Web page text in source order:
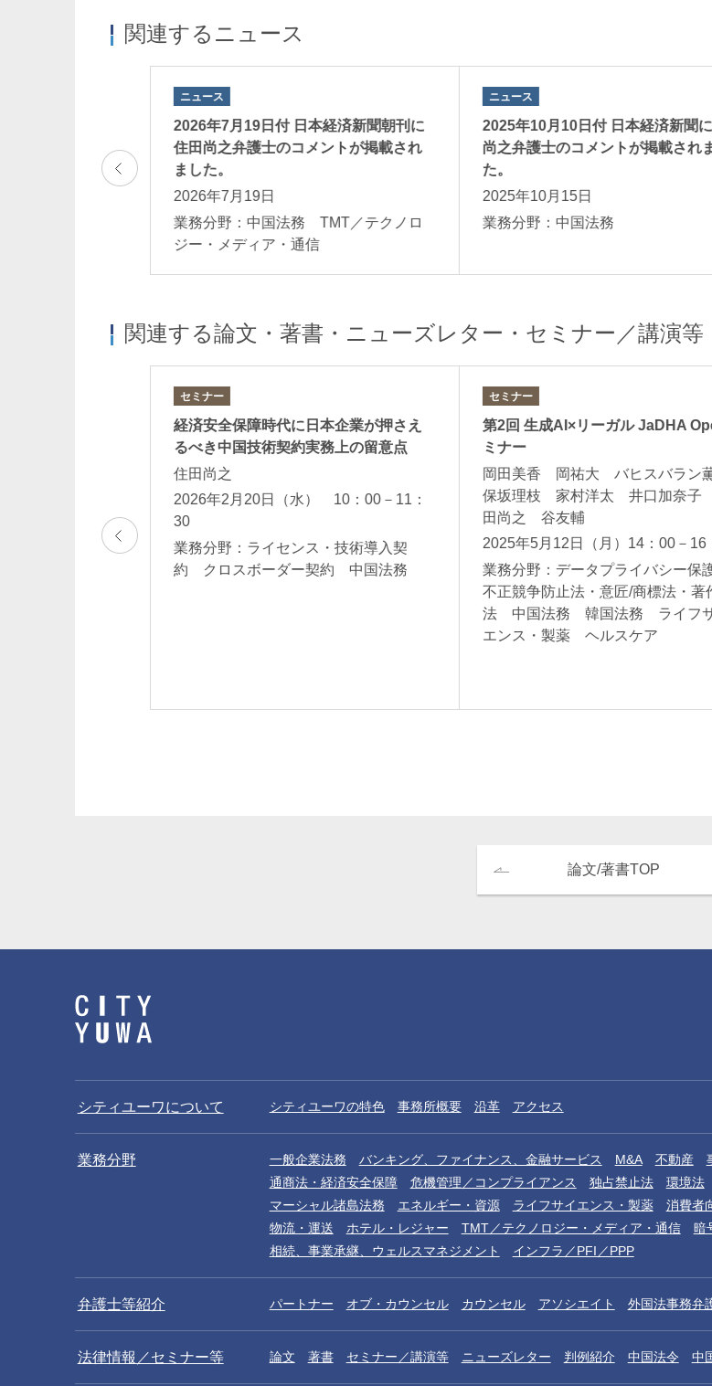
関連するニュース
載されました。
ニュース
2026年7月19日付 日本経済新聞朝刊に
住田尚之弁護士のコメントが掲載され
ました。
2026年7月19日
業務分野：中国法務 TMT／テクノロ
ジー・メディア・通信
ニュース
2025年10月10日付 日本経済新聞
尚之弁護士のコメントが掲載され
た。
2025年10月15日
業務分野：中国法務
関連する論文・著書・ニューズレター・セミナー／講演等
14：00-15：00
ンプライアン
セミナー
経済安全保障時代に日本企業が押さえ
るべき中国技術契約実務上の留意点
住田尚之
2026年2月20日（水） 10：00－11：
30
業務分野：ライセンス・技術導入契
約 クロスボーダー契約 中国法務
セミナー
第2回 生成AI×リーガル JaDHA
ミナー
岡田美香 岡祐大 バヒスバラン
保坂理枝 家村洋太 井口加奈子
田尚之 谷友輔
2025年5月12日（月）14：00－16
業務分野：データプライバシー保
不正競争防止法・意匠/商標法・著
法 中国法務 韓国法務 ライフ
エンス・製薬 ヘルスケア
論文/著書TOP
シティユーワについて シティユーワの特色 事務所概要 沿革 アクセス
業務分野 一般企業法務 バンキング、ファイナンス、金融サービス M&A 不動産
通商法・経済安全保障
危機管理／コンプライアンス 独占禁止法 環境法
マーシャル諸島法務
エネルギー・資源 ライフサイエンス・製薬 消費者
物流・運送
ホテル・レジャー TMT／テクノロジー・メディア・通信 暗
相続、事業承継、ウェルスマネジメント
インフラ／PFI／PPP
弁護士等紹介 パートナー オブ・カウンセル カウンセル アソシエイト 外国法事務弁
法律情報／セミナー等 論文 著書 セミナー／講演等 ニューズレター 判例紹介 中国法令 中